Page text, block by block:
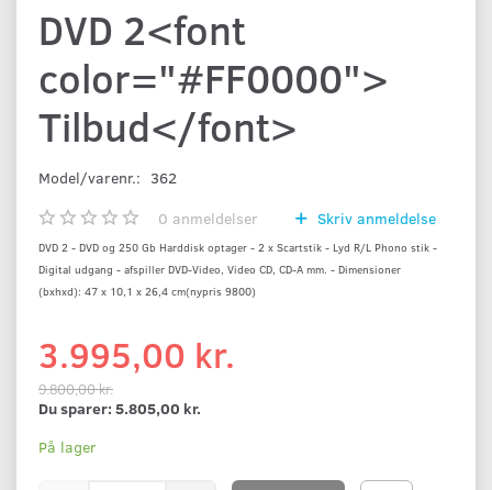
DVD 2<font
color="#FF0000">
Tilbud</font>
Model/varenr.: 362
0 anmeldelser Skriv anmeldelse
DVD 2 - DVD og 250 Gb Harddisk optager - 2 x Scartstik - Lyd R/L Phono stik -
Digital udgang - afspiller DVD-Video, Video CD, CD-A mm. - Dimensioner
(bxhxd): 47 x 10,1 x 26,4 cm(nypris 9800)
3.995,00 kr.
9.800,00 kr.
Du sparer: 5.805,00 kr.
På lager